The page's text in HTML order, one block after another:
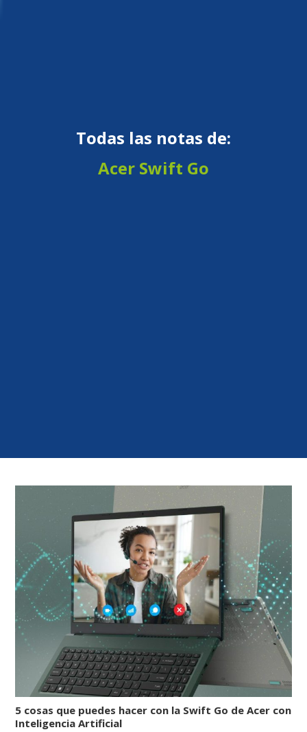
Todas las notas de:
Acer Swift Go
5 cosas que puedes hacer con la Swift Go de Acer con
Inteligencia Artificial